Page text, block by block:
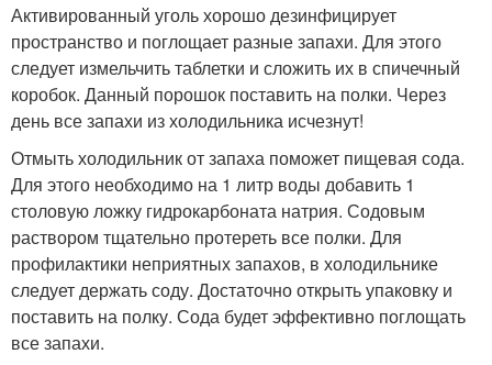
Активированный уголь хорошо дезинфицирует
пространство и поглощает разные запахи. Для этого
следует измельчить таблетки и сложить их в спичечный
коробок. Данный порошок поставить на полки. Через
день все запахи из холодильника исчезнут!
Отмыть холодильник от запаха поможет пищевая сода.
Для этого необходимо на 1 литр воды добавить 1
столовую ложку гидрокарбоната натрия. Содовым
раствором тщательно протереть все полки. Для
профилактики неприятных запахов, в холодильнике
следует держать соду. Достаточно открыть упаковку и
поставить на полку. Сода будет эффективно поглощать
все запахи.